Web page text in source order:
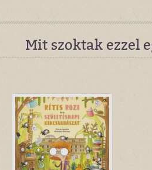
Mit szoktak ezzel